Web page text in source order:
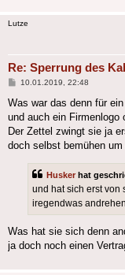
Lutze
Re: Sperrung des
Beitrag
10.01.2019, 22:48
Was war das denn für
und auch ein Firmenlogo
Der Zettel zwingt sie ja
doch selbst bemühen um
Husker hat
und hat sich erst von
iregendwas
Was hat sie sich denn
ja doch noch einen